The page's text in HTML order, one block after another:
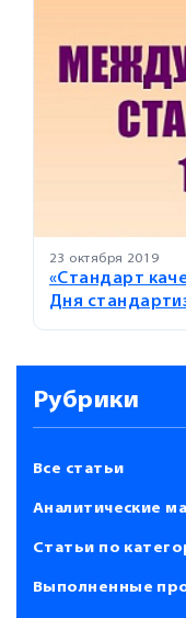
23 октября 2019
«Стандарт
Дня
Рубрики
Все статьи
Аналитические
Статьи по
Выполненные